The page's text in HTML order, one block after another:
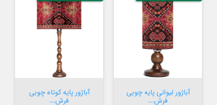
آباژور لیوانی پایه چوبی
فرش...
آباژور پایه کوتاه چوبی
فرش...